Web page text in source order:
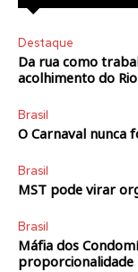
Destaque
Da rua como
acolhimento do Rio
Brasil
O Carnaval nunca
Brasil
MST pode virar
Brasil
Máfia dos
proporcionalidade